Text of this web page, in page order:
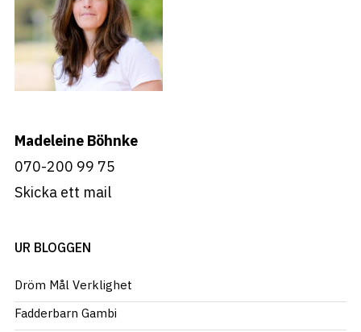
Madeleine Böhnke
070-200 99 75
Skicka ett mail
UR BLOGGEN
Dröm Mål Verklighet
Fadderbarn Gambi